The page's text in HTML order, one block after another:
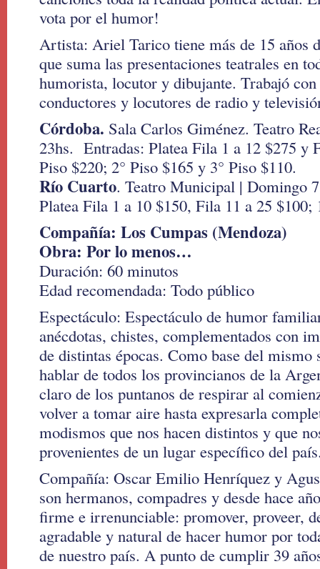
vota por el humor!
Artista: Ariel Tarico tiene más de 15 años
que suma las presentaciones teatrales en
humorista, locutor y dibujante. Trabajó con
conductores y locutores de radio y
Córdoba. Sala Carlos Giménez. Teatro
23hs. Entradas: Platea Fila 1 a 12 $275 y
Piso $220; 2° Piso $165 y 3° Piso $110.
Río Cuarto. Teatro Municipal | Domingo
Platea Fila 1 a 10 $150, Fila 11 a 25 $100;
Compañía: Los Cumpas (Mendoza)
Obra: Por lo menos…
Duración: 60 minutos
Edad recomendada: Todo público
Espectáculo: Espectáculo de humor
anécdotas, chistes, complementados con
de distintas épocas. Como base del mismo
hablar de todos los provincianos de la
claro de los puntanos de respirar al
volver a tomar aire hasta expresarla
modismos que nos hacen distintos y que
provenientes de un lugar específico del
Compañía: Oscar Emilio Henríquez y
son hermanos, compadres y desde hace
firme e irrenunciable: promover, proveer,
agradable y natural de hacer humor por
de nuestro país. A punto de cumplir 39